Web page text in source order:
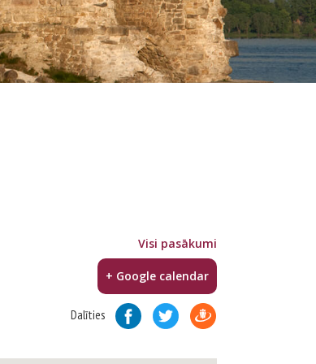
Visi pasākumi
+ Google calendar
Dalīties